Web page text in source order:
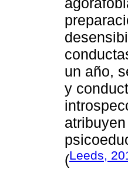
un año,
y
(Leeds,